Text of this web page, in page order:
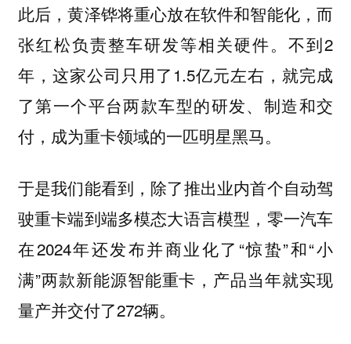
此后，黄泽铧将重心放在软件和智能化，而
张红松负责整车研发等相关硬件。不到2
年，这家公司只用了1.5亿元左右，就完成
了第一个平台两款车型的研发、制造和交
付，成为重卡领域的一匹明星黑马。
于是我们能看到，除了推出业内首个自动驾
驶重卡端到端多模态大语言模型，零一汽车
在2024年还发布并商业化了“惊蛰”和“小
满”两款新能源智能重卡，产品当年就实现
量产并交付了272辆。